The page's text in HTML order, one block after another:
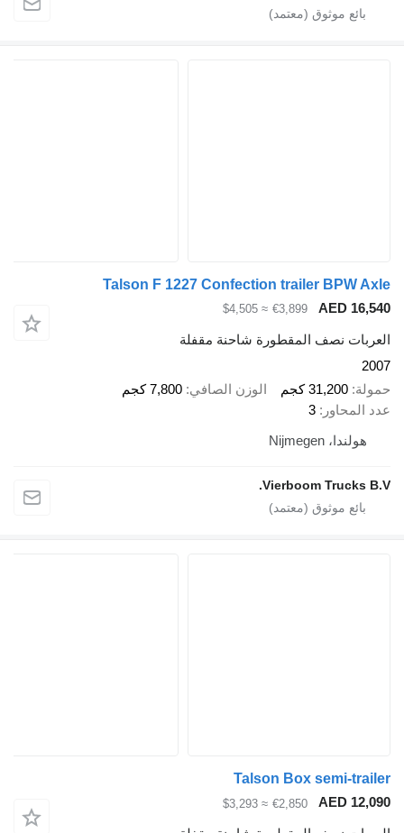
Talson F 1227 Confection trailer BPW
AED
€3,899
≈ $4,505
نصف المقطورة شاحنة مقفلة
31,200 كجم الوزن الصافي 7,800 كجم
المحاور 3
هولندا، Nijmegen
Vierboom Trucks
Talson Box semi-
AED
€2,850
≈ $3,293